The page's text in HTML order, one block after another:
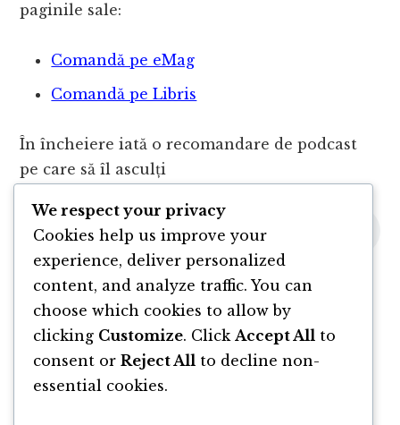
paginile sale:
Comandă pe eMag
Comandă pe Libris
În încheiere iată o recomandare de podcast
pe care să îl asculți
We respect your privacy
Cookies help us improve your
experience, deliver personalized
content, and analyze traffic. You can
choose which cookies to allow by
clicking Customize. Click Accept All to
consent or Reject All to decline non-
essential cookies.